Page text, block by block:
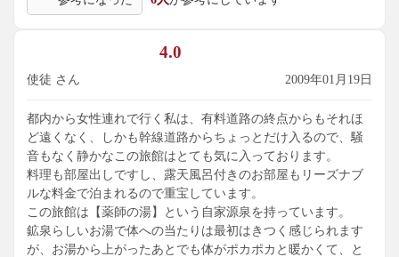
4.0
使徒 さん 2009年01月19日
都内から女性連れで行く私は、有料道路の終点からもそれほ
ど遠くなく、しかも幹線道路からちょっとだけ入るので、騒
音もなく静かなこの旅館はとても気に入っております。
料理も部屋出しですし、露天風呂付きのお部屋もリーズナブ
ルな料金で泊まれるので重宝しています。
この旅館は【薬師の湯】という自家源泉を持っています。
鉱泉らしいお湯で体への当たりは最初はきつく感じられます
が、お湯から上がったあとでも体がポカポカと暖かくて、と